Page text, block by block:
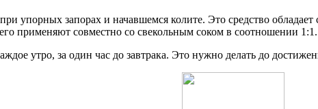
упорных запорах и начавшемся колите. Это средство
применяют совместно со свекольным соком в соотношении
утро, за один час до завтрака. Это нужно делать до